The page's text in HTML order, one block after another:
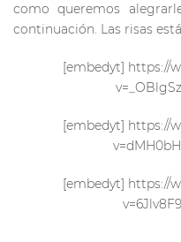
como queremos
continuación. Las risas
[embedyt] https://
[embedyt] https://
[embedyt] https://